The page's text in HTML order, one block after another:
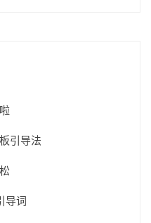
引导法
导词